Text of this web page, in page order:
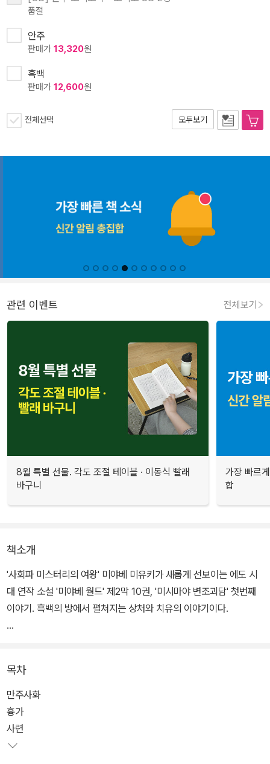
품절
안주
판매가 13,320원
흑백
판매가 12,600원
전체선택 모두보기
관련 이벤트 전체보기
8월 특별 선물. 각도 조절 테이블 · 이동식 빨래
바구니
가장 빠르
합
책소개
'사회파 미스터리의 여왕' 미야베 미유키가 새롭게 선보이는 에도 시
대 연작 소설 '미야베 월드' 제2막 10권, '미시마야 변조괴담' 첫번째
이야기. 흑백의 방에서 펼쳐지는 상처와 치유의 이야기이다.
한 모양새의 주머니로 에도 풍류인들의 마음을 사로잡았다. 그러나
화려한 주머니와는 달리, 이곳에는 가슴속에 크나큰 상처를 간직하고
자신만의 세계에 갇혀 지내는 소녀가 있다. 소녀의 이름은 오치카. 미
시마야의 주인장, 이헤에의 조카딸이다.
목차
만주사화
흉가
사련